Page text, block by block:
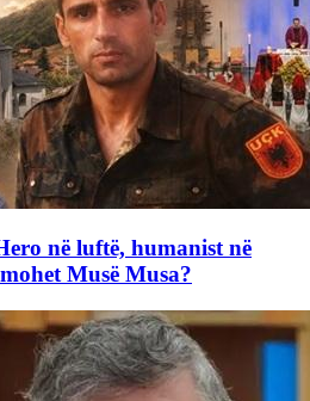
në luftë, humanist në
Musë Musa?